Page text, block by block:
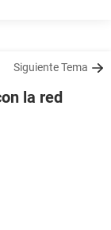
Siguiente Tema
la red